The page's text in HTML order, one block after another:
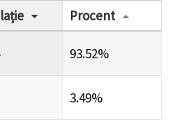
Procent
93.52%
3.49%